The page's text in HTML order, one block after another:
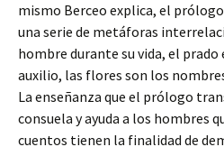
mismo Berceo explica, el
una serie de metáforas
hombre durante su vida, el prado
auxilio, las flores son los
La enseñanza que el prólogo
consuela y ayuda a los hombres
cuentos tienen la finalidad de